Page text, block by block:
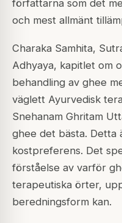
författarna som det
och mest allmänt
Charaka Samhita,
Adhyaya, kapitlet om
behandling av ghee
väglett Ayurvedisk
Snehanam Ghritam
ghee det bästa. Detta
kostpreferens. Det
förståelse av varför
terapeutiska örter,
beredningsform kan.